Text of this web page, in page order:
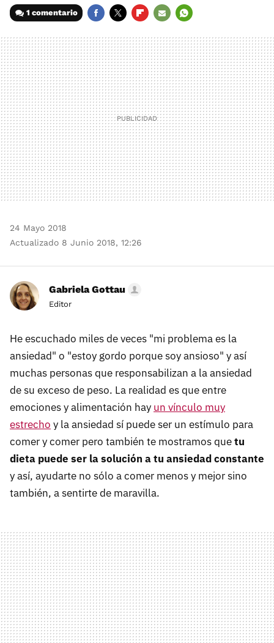
1 comentario
MAIL
24 Mayo 2018
Actualizado 8 Junio 2018, 12:26
Gabriela Gottau
Editor
He escuchado miles de veces "mi problema es la
ansiedad" o "estoy gordo porque soy ansioso" y así
muchas personas que responsabilizan a la ansiedad
de su exceso de peso. La realidad es que entre
emociones y alimentación hay un vínculo muy
estrecho y la ansiedad sí puede ser un estímulo para
comer y comer pero también te mostramos quetu
dieta puede ser la solución a tu ansiedad constante
y así, ayudarte no sólo a comer menos y mejor sino
también, a sentirte de maravilla.